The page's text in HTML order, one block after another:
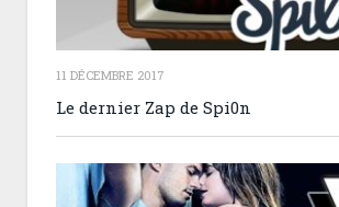
11 DÉCEMBRE 2017
Le dernier Zap de Spi0n